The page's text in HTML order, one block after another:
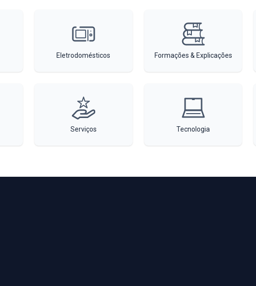
Eletrodomésticos Formações & Explicações
Serviços Tecnologia